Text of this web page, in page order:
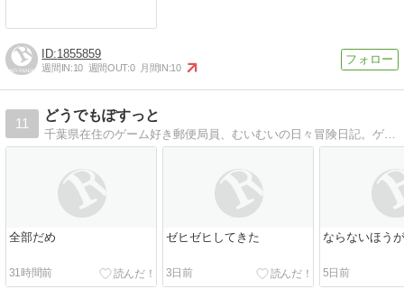
1855859
週間IN:10 週間OUT:0 月間IN:10
11
どうでもぽすっと
千葉県在住のゲーム好き郵便局員、むいむいの日々冒険日記。ゲームなら何でもやってます。今日頑張れるなら、明日も頑張れるさ。
全部だめ
31時間前
ゼヒゼヒしてきた
3日前
ならないほう
5日前